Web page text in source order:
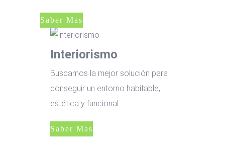
Saber Mas
Interiorismo
Buscamos la mejor solución para
conseguir un entorno habitable,
estética y funcional
Saber Mas